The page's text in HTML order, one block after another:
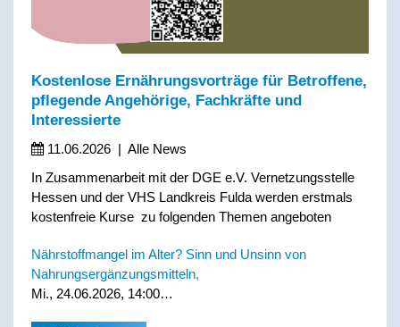
Kostenlose Ernährungsvorträge für Betroffene,
pflegende Angehörige, Fachkräfte und
Interessierte
11.06.2026 |Alle News
In Zusammenarbeit mit der DGE e.V. Vernetzungsstelle
Hessen und der VHS Landkreis Fulda werden erstmals
kostenfreie Kurse zu folgenden Themen angeboten
Nährstoffmangel im Alter? Sinn und Unsinn von
Nahrungsergänzungsmitteln,
Mi., 24.06.2026, 14:00…